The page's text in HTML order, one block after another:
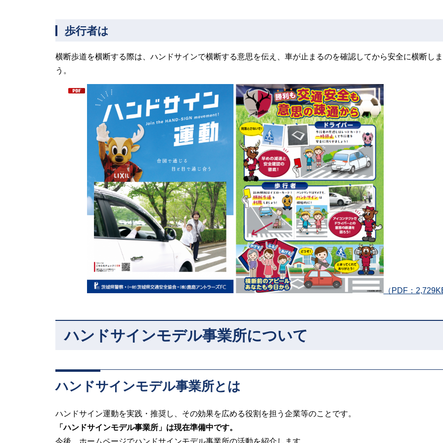
歩行者は
横断歩道を横断する際は、ハンドサインで横断する意思を伝え、車が止まるのを確認してから安全に横断し
う。
（PDF：
ハンドサインモデル事業所について
ハンドサインモデル事業所とは
ハンドサイン運動を実践・推奨し、その効果を広める役割を担う企業等のことです。
「ハンドサインモデル事業所」は現在準備中です。
今後、ホームページでハンドサインモデル事業所の活動を紹介します。